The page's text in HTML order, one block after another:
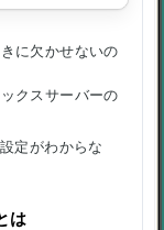
に欠かせないの
クスサーバーの
定がわからな
は